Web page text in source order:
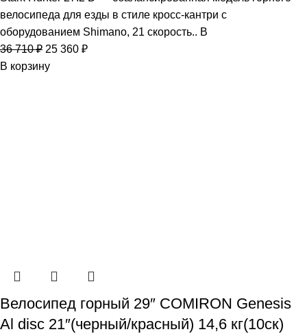
велосипеда для езды в стиле кросс-кантри c
оборудованием Shimano, 21 скорость.. В
36 710₽ 25 360 ₽
В корзину
Велосипед горный 29″ COMIRON Genesis
Al disc 21″(черный/красный) 14,6 кг(10ск)